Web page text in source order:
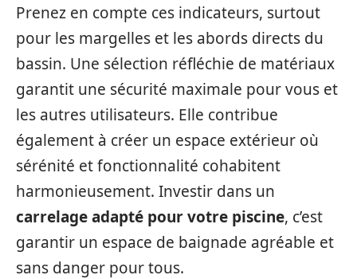
Prenez en compte ces indicateurs, surtout
pour les margelles et les abords directs du
bassin. Une sélection réfléchie de matériaux
garantit une sécurité maximale pour vous et
les autres utilisateurs. Elle contribue
également à créer un espace extérieur où
sérénité et fonctionnalité cohabitent
harmonieusement. Investir dans un
carrelage adapté pour votre piscine, c’est
garantir un espace de baignade agréable et
sans danger pour tous.